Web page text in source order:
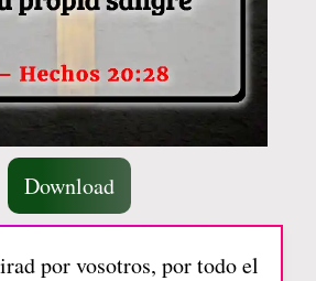
Download
por vosotros, por todo el